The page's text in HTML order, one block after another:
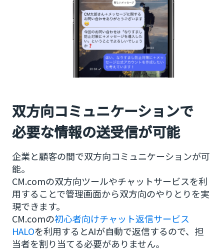
双方向コミュニケーションで
必要な情報の送受信が可能
企業と顧客の間で双方向コミュニケーションが可
能。
CM.comの双方向ツールやチャットサービスを利
用することで管理画面から双方向のやりとりを実
現できます。
CM.comの初心者向けチャット返信サービス
HALOを利用するとAIが自動で返信するので、担
当者を割り当てる必要がありません。